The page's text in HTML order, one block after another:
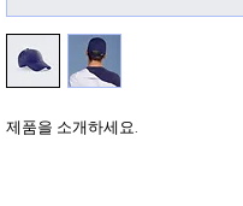
제품을 소개하세요.